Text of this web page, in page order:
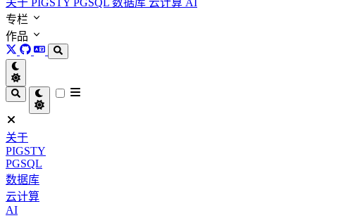
关于 PIGSTY PGSQL 数据库 云计算 AI
专栏
作品
关于
PIGSTY
PGSQL
数据库
云计算
AI